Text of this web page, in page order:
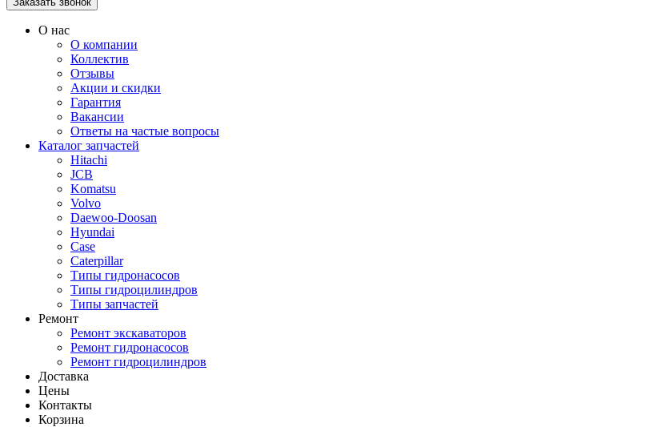
О нас
О компании
Коллектив
Отзывы
Акции и скидки
Гарантия
Вакансии
Ответы на частые вопросы
Каталог запчастей
Hitachi
JCB
Komatsu
Volvo
Daewoo-Doosan
Hyundai
Case
Caterpillar
Типы гидронасосов
Типы гидроцилиндров
Типы запчастей
Ремонт
Ремонт экскаваторов
Ремонт гидронасосов
Ремонт гидроцилиндров
Доставка
Цены
Контакты
Корзина